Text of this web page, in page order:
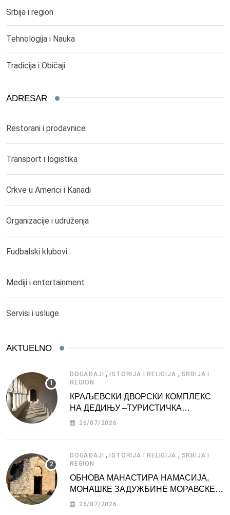
Srbija i region
Tehnologija i Nauka
Tradicija i Običaji
ADRESAR
Restorani i prodavnice
Transport i logistika
Crkve u Americi i Kanadi
Organizacije i udruženja
Fudbalski klubovi
Mediji i entertainment
Servisi i usluge
AKTUELNO
DOGAĐAJI , ISTORIJA I RELIGIJA , SRBIJA I
REGION
КРАЉЕВСКИ ДВОРСКИ КОМПЛЕКС
НА ДЕДИЊУ –ТУРИСТИЧКА
АТРАКЦИЈА
26/07/2026
DOGAĐAJI , ISTORIJA I RELIGIJA , SRBIJA I
REGION
ОБНОВА МАНАСТИРА НАМАСИЈА,
МОНАШКЕ ЗАДУЖБИНЕ МОРАВСКЕ
СРБИЈЕ
26/07/2026